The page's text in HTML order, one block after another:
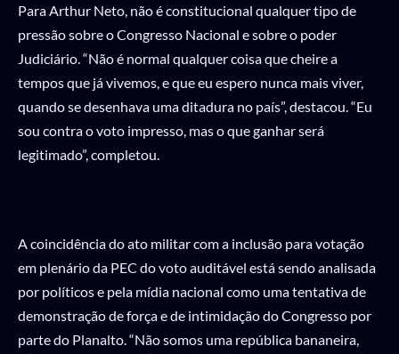
Para Arthur Neto, não é constitucional qualquer tipo de
pressão sobre o Congresso Nacional e sobre o poder
Judiciário. “Não é normal qualquer coisa que cheire a
tempos que já vivemos, e que eu espero nunca mais viver,
quando se desenhava uma ditadura no país”, destacou. “Eu
sou contra o voto impresso, mas o que ganhar será
legitimado”, completou.
A coincidência do ato militar com a inclusão para votação
em plenário da PEC do voto auditável está sendo analisada
por políticos e pela mídia nacional como uma tentativa de
demonstração de força e de intimidação do Congresso por
parte do Planalto. “Não somos uma república bananeira,